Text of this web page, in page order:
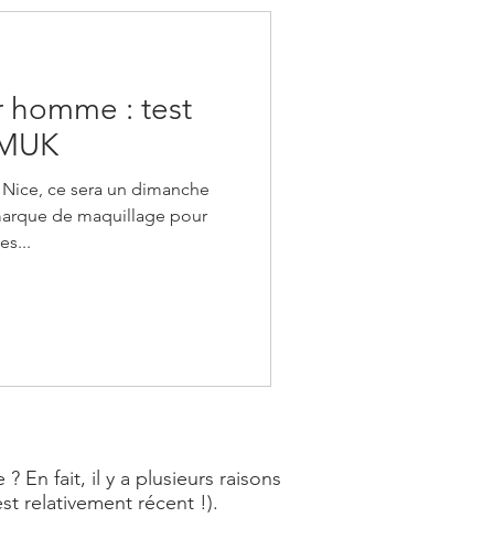
: test
ce sera un dimanche
de maquillage pour
En fait, il y a plusieurs raisons
relativement récent !).